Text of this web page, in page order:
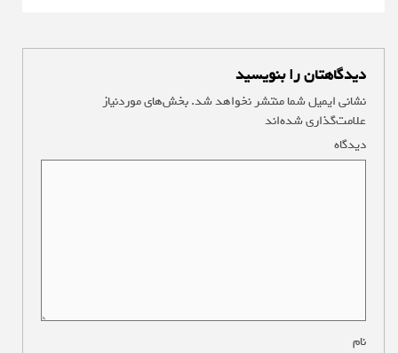
دیدگاهتان را بنویسید
نشانی ایمیل شما منتشر نخواهد شد.بخش‌های موردنیاز
علامت‌گذاری شده‌اند
دیدگاه
نام